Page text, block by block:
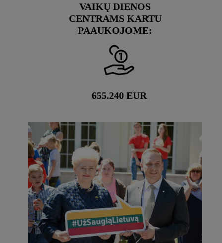
VAIKŲ DIENOS
CENTRAMS KARTU
PAAUKOJOME:
655.240EUR